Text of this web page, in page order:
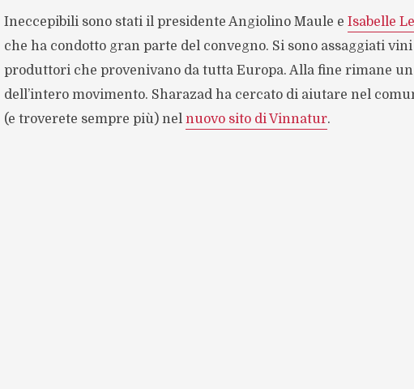
Ineccepibili sono stati il presidente Angiolino Maule e Isabelle
che ha condotto gran parte del convegno. Si sono assaggiati
produttori che provenivano da tutta Europa. Alla fine rimane
dell’intero movimento. Sharazad ha cercato di aiutare nel
(e troverete sempre più) nel nuovo sito di Vinnatur.